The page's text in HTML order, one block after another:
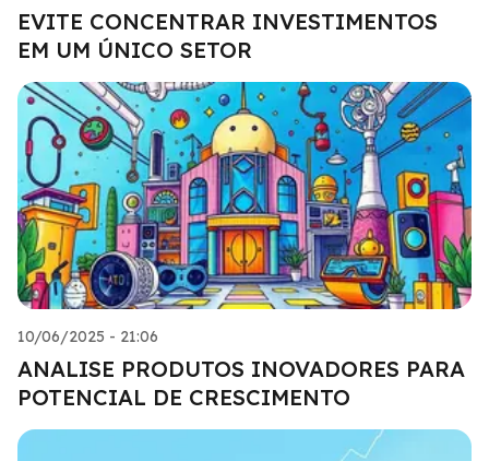
EVITE CONCENTRAR INVESTIMENTOS
EM UM ÚNICO SETOR
10/06/2025 - 21:06
ANALISE PRODUTOS INOVADORES PARA
POTENCIAL DE CRESCIMENTO